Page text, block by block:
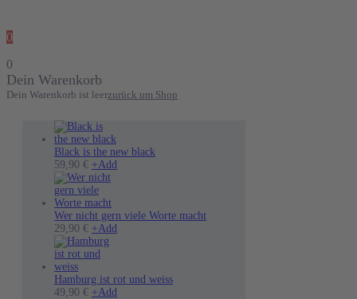
0
0
Dein Warenkorb
Dein Warenkorb ist leerzurück um Shop
Black is the new black
59,90 € +Add
Varianten
auf
Wer nicht gern viele Worte macht
29,90 € +Add
Varianten
Hamburg ist rot und weiss
49,90 € +Add